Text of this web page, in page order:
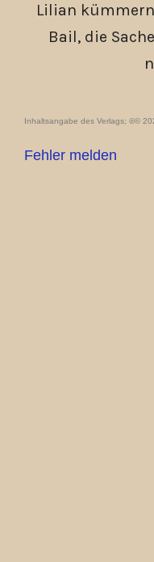
Lilian
Bail, die
Inhaltsangabe des Verlags; ℗©
Fehler melden